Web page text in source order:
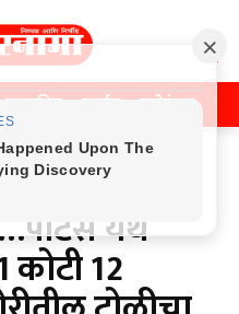
राजकीय क्राईम मनोरंजन
येथे
12